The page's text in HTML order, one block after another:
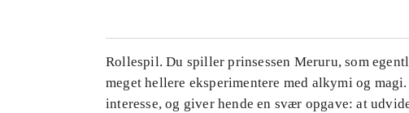
Rollespil. Du spiller prinsessen Meruru, som
meget hellere eksperimentere med alkymi og
interesse, og giver hende en svær opgave: at